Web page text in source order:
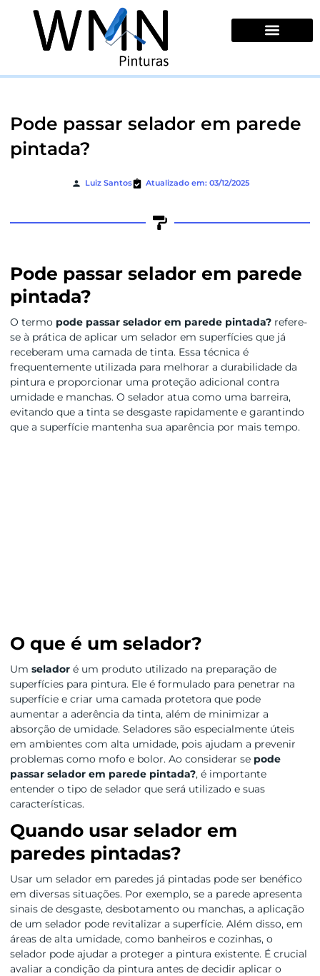
conteúdo
Pode passar selador em parede
pintada?
Luiz Santos Atualizado em: 03/12/2025
Pode passar selador em parede
pintada?
O termo pode passar selador em parede pintada?refere-
se à prática de aplicar um selador em superfícies que já
receberam uma camada de tinta. Essa técnica é
frequentemente utilizada para melhorar a durabilidade da
pintura e proporcionar uma proteção adicional contra
umidade e manchas. O selador atua como uma barreira,
evitando que a tinta se desgaste rapidamente e garantindo
que a superfície mantenha sua aparência por mais tempo.
O que é um selador?
Um seladoré um produto utilizado na preparação de
superfícies para pintura. Ele é formulado para penetrar na
superfície e criar uma camada protetora que pode
aumentar a aderência da tinta, além de minimizar a
absorção de umidade. Seladores são especialmente úteis
em ambientes com alta umidade, pois ajudam a prevenir
problemas como mofo e bolor. Ao considerar se pode
passar selador em parede pintada?, é importante
entender o tipo de selador que será utilizado e suas
características.
Quando usar selador em
paredes pintadas?
Usar um selador em paredes já pintadas pode ser benéfico
em diversas situações. Por exemplo, se a parede apresenta
sinais de desgaste, desbotamento ou manchas, a aplicação
de um selador pode revitalizar a superfície. Além disso, em
áreas de alta umidade, como banheiros e cozinhas, o
selador pode ajudar a proteger a pintura existente. É crucial
avaliar a condição da pintura antes de decidir aplicar o